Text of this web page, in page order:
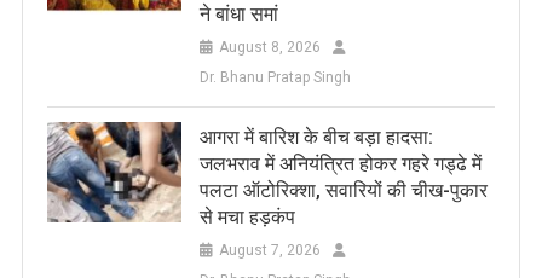
ने बांधा समां
August 8, 2026
Dr. Bhanu Pratap Singh
आगरा में बारिश के बीच बड़ा हादसा:
जलभराव में अनियंत्रित होकर गहरे गड्ढे में
पलटा ऑटोरिक्शा, सवारियों की चीख-पुकार
से मचा हड़कंप
August 7, 2026